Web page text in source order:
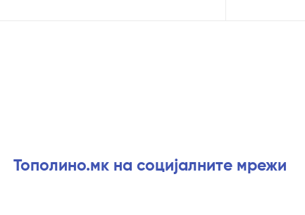
Тополино.мк на социјалните мрежи